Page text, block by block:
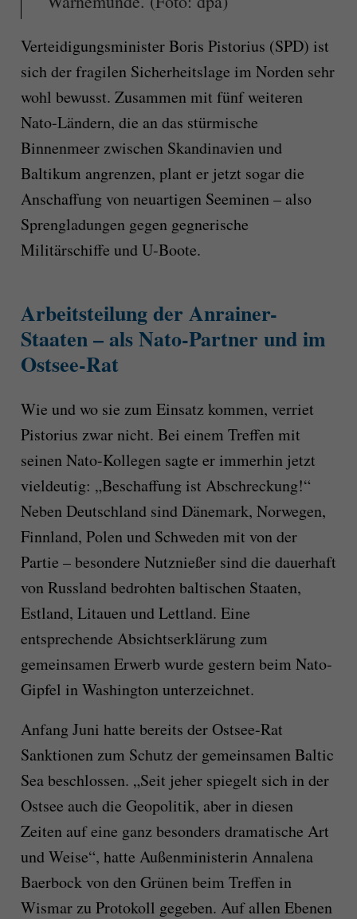
Verteidigungsminister Boris Pistorius (SPD) ist
sich der fragilen Sicherheitslage im Norden sehr
wohl bewusst. Zusammen mit fünf weiteren
Nato-Ländern, die an das stürmische
Binnenmeer zwischen Skandinavien und
Baltikum angrenzen, plant er jetzt sogar die
Anschaffung von neuartigen Seeminen – also
Sprengladungen gegen gegnerische
Militärschiffe und U-Boote.
Arbeitsteilung der Anrainer-
Staaten – als Nato-Partner und im
Ostsee-Rat
Wie und wo sie zum Einsatz kommen, verriet
Pistorius zwar nicht. Bei einem Treffen mit
seinen Nato-Kollegen sagte er immerhin jetzt
vieldeutig: „Beschaffung ist Abschreckung!“
Neben Deutschland sind Dänemark, Norwegen,
Finnland, Polen und Schweden mit von der
Partie – besondere Nutznießer sind die dauerhaft
von Russland bedrohten baltischen Staaten,
Estland, Litauen und Lettland. Eine
entsprechende Absichtserklärung zum
gemeinsamen Erwerb wurde gestern beim Nato-
Gipfel in Washington unterzeichnet.
Anfang Juni hatte bereits der Ostsee-Rat
Sanktionen zum Schutz der gemeinsamen Baltic
Sea beschlossen. „Seit jeher spiegelt sich in der
Ostsee auch die Geopolitik, aber in diesen
Zeiten auf eine ganz besonders dramatische Art
und Weise“, hatte Außenministerin Annalena
Baerbock von den Grünen beim Treffen in
Wismar zu Protokoll gegeben. Auf allen Ebenen